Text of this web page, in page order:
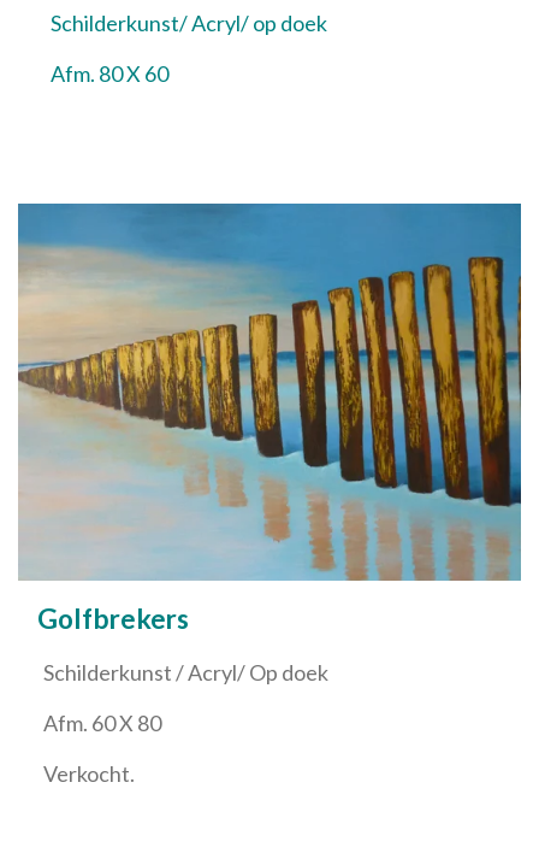
Schilderkunst/ Acryl/ op doek
Afm. 80 X 60
Golfbrekers
Schilderkunst / Acryl/ Op doek
Afm. 60 X 80
Verkocht.